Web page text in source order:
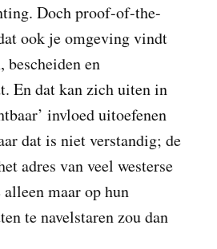
Doch proof-of-the-
ook je omgeving vindt
en
En dat kan zich uiten in
invloed uitoefenen
dat is niet verstandig; de
adres van veel westerse
maar op hun
te navelstaren zou dan